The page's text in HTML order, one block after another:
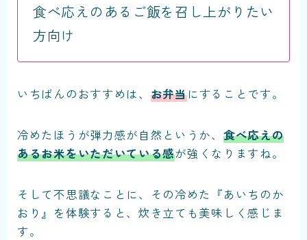
食べ応えのあるご飯を召し上がりたい
方向け
いちばんのおすすめは、 お弁当にすることです。
冷めたほうが弾力感が自然というか、 食べ応えの
あるお米をいただいている感が強くなりますね。
そして不思議なことに、その冷めた『あいちのか
おり』を体験すると、炊き立ても美味しく感じま
す。